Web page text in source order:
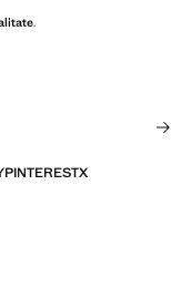
.
PINTERESTX